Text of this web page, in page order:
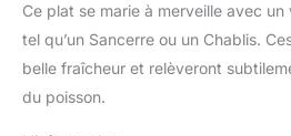
Ce plat se marie à merveille avec
tel qu’un Sancerre ou un Chablis.
belle fraîcheur et relèveront
du poisson.